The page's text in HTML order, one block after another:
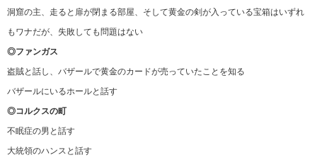
洞窟の主、走ると扉が閉まる部屋、そして黄金の剣が入っている宝箱はいずれ
もワナだが、失敗しても問題はない
◎ファンガス
盗賊と話し、バザールで黄金のカードが売っていたことを知る
バザールにいるホールと話す
◎コルクスの町
不眠症の男と話す
大統領のハンスと話す